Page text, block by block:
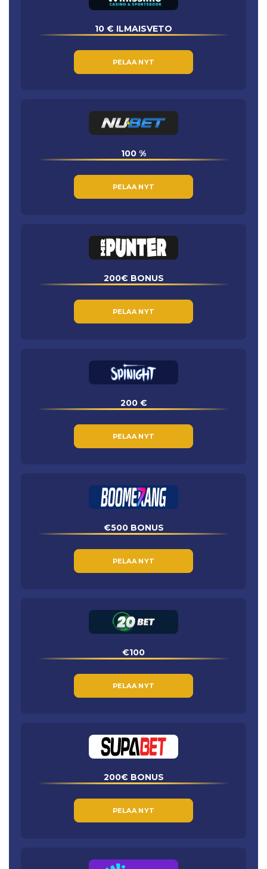
10 € ILMAISVETO
PELAA NYT
100 %
PELAA NYT
200€ BONUS
PELAA NYT
200 €
PELAA NYT
€500 BONUS
PELAA NYT
€100
PELAA NYT
200€ BONUS
PELAA NYT